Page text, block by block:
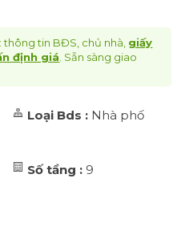
thông tin BĐS, chủ nhà, giấy
định giá. Sẵn sàng giao
Loại Bds : Nhà phố
Số tầng : 9